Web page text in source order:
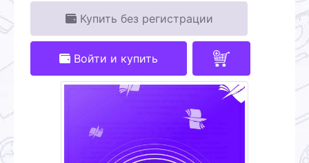
Купить без регистрации
Войти и купить